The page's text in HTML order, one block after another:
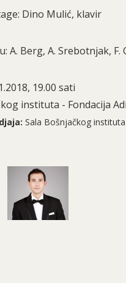
Dino Mulić, klavir
A. Berg, A. Srebotnjak,
19.00 sati
instituta - Fondacija
Sala Bošnjačkog